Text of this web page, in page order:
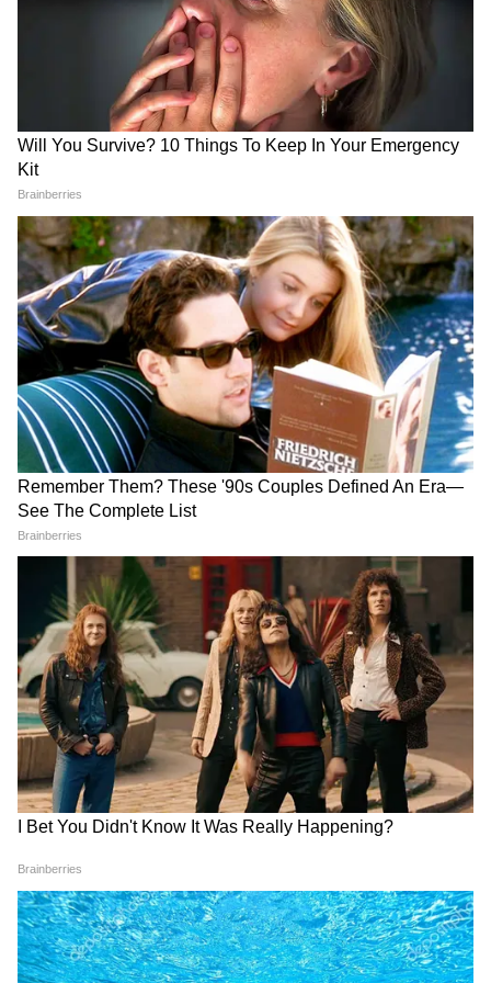
আরও খবরের জন্য চোখ রাখুন এশিয়ানেট
নিউজ বাংলার হোয়াটসঅ্যাপ চ্যানেলে, ক্লিক
করুন এখানে।
LATEST VIDEOS
Samik Bhattacharya: কাশ্মীর মাঙ্গে
আজাদি স্লোগান তুললে একটাও মার বাইরে
পরবে না, Gen Zকে সতর্ক শমীকের
'মিনমিন' করছে ঠিকাদার, মুহূর্তে বদলে গেল
ছবি!